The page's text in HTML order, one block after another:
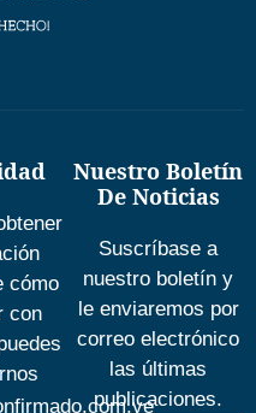
cómo
con
Nuestro Boletín
De Noticias
Suscríbase a
nuestro boletín y
le enviaremos por
correo electrónico
las últimas
publicaciones.